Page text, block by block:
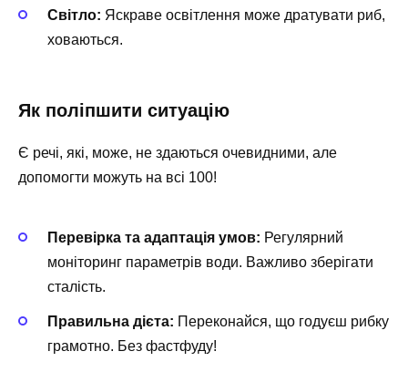
Світло: Яскраве освітлення може дратувати риб,
ховаються.
Як поліпшити ситуацію
Є речі, які, може, не здаються очевидними, але
допомогти можуть на всі 100!
Перевірка та адаптація умов: Регулярний
моніторинг параметрів води. Важливо зберігати
сталість.
Правильна дієта: Переконайся, що годуєш рибку
грамотно. Без фастфуду!